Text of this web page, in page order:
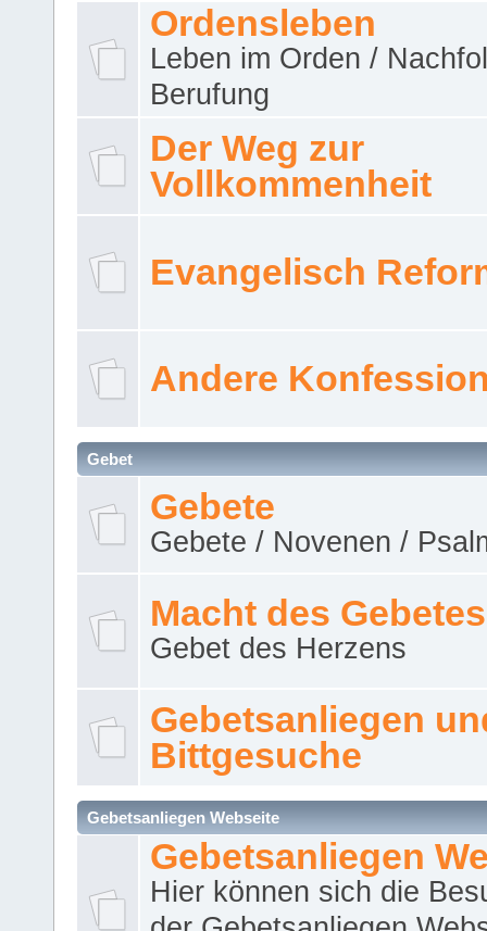
Ordensleben
Leben im Orden /
Berufung
Der Weg zur
Vollkommenheit
Evangelisch
Andere
Gebet
Gebete
Gebete / Novenen /
Macht des Gebetes
Gebet des Herzens
Gebetsanliegen
Bittgesuche
Gebetsanliegen Webseite
Gebetsanliegen
Hier können sich die